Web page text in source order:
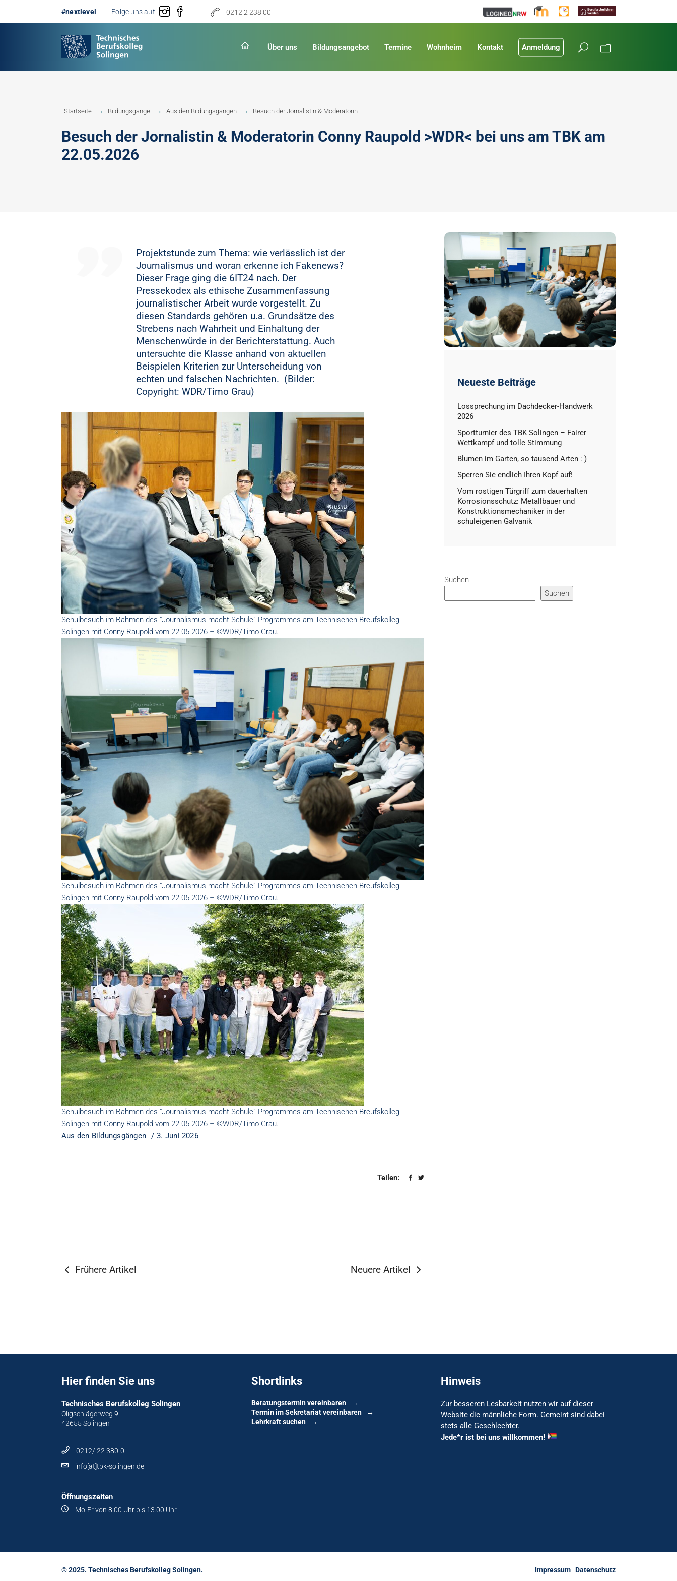
#nextlevel Folge uns auf 0212 2 238 00
Über uns Bildungsangebot
Gestaltung
Technik
Handwerk
Erster Schulabschluss
Fachoberschulreife
Keinen Abschluss
Erster Schulabschluss
Termine Wohnheim Kontakt Anmeldung
Startseite Bildungsgänge Aus den Bildungsgängen Besuch der Jornalistin & Moderatorin
Besuch der Jornalistin & Moderatorin Conny Raupold >WDR< bei uns am TBK am
22.05.2026
Projektstunde zum Thema: wie verlässlich ist der
Journalismus und woran erkenne ich Fakenews?
Dieser Frage ging die 6IT24 nach. Der
Pressekodex als ethische Zusammenfassung
journalistischer Arbeit wurde vorgestellt. Zu
diesen Standards gehören u.a. Grundsätze des
Strebens nach Wahrheit und Einhaltung der
Menschenwürde in der Berichterstattung. Auch
untersuchte die Klasse anhand von aktuellen
Beispielen Kriterien zur Unterscheidung von
echten und falschen Nachrichten. (Bilder:
Copyright: WDR/Timo Grau)
Schulbesuch im Rahmen des “Journalismus macht Schule” Programmes am Technischen Breufskolleg
Solingen mit Conny Raupold vom 22.05.2026 – ©WDR/Timo Grau.
Schulbesuch im Rahmen des “Journalismus macht Schule” Programmes am Technischen Breufskolleg
Solingen mit Conny Raupold vom 22.05.2026 – ©WDR/Timo Grau.
Schulbesuch im Rahmen des “Journalismus macht Schule” Programmes am Technischen Breufskolleg
Solingen mit Conny Raupold vom 22.05.2026 – ©WDR/Timo Grau.
Aus den Bildungsgängen
3. Juni 2026
Teilen:
Frühere Artikel Neuere Artikel
Neueste Beiträge
Lossprechung im Dachdecker-Handwerk
2026
Sportturnier des TBK Solingen – Fairer
Wettkampf und tolle Stimmung
Blumen im Garten, so tausend Arten : )
Sperren Sie endlich Ihren Kopf auf!
Vom rostigen Türgriff zum dauerhaften
Korrosionsschutz: Metallbauer und
Konstruktionsmechaniker in der
schuleigenen Galvanik
Suchen
Suchen
Hier finden Sie uns
Technisches Berufskolleg Solingen
Oligschlägerweg 9
42655 Solingen
0212/ 22 380-0
info[at]tbk-solingen.de
Öffnungszeiten
Mo-Fr von 8:00 Uhr bis 13:00 Uhr
Shortlinks
Beratungstermin vereinbaren
Termin im Sekretariat vereinbaren
Lehrkraft suchen
Hinweis
Zur besseren Lesbarkeit nutzen wir auf dieser
Website die männliche Form. Gemeint sind dabei
stets alle Geschlechter.
Jede*r ist bei uns willkommen!
© 2025. Technisches Berufskolleg Solingen. Impressum Datenschutz